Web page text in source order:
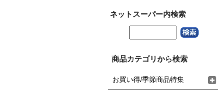
ネットスーパー内検索
商品カテゴリから検索
お買い得/季節商品特集